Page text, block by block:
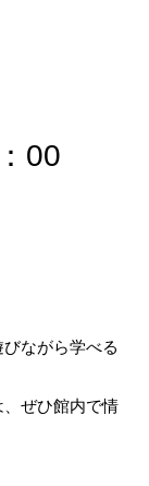
00
ながら学べる
ぜひ館内で情